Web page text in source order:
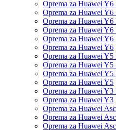
Oprema za Huawei Y6
Oprema za Huawei Y6
Oprema za Huawei Y6
Oprema za Huawei Y6
Oprema za Huawei Y6
Oprema za Huawei Y6
Oprema za Huawei Y5
Oprema za Huawei Y5
Oprema za Huawei Y5
Oprema za Huawei Y5
Oprema za Huawei Y3
Oprema za Huawei Y3
Oprema za Huawei
Oprema za Huawei
Oprema za Huawei